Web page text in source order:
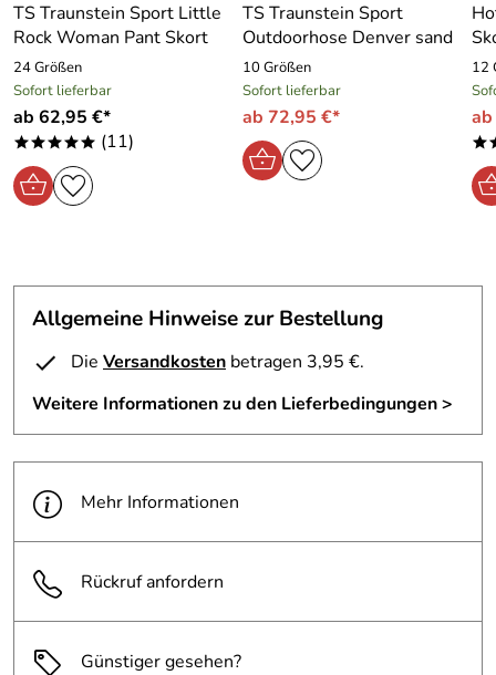
TS Traunstein Sport Little
Rock Woman Pant Skort
24 Größen
Sofort lieferbar
ab 62,95 €*
***** (11)
TS Traunstein Sport
Outdoorhose Denver sand
10 Größen
Sofort lieferbar
ab 72,95 €*
12
Allgemeine Hinweise zur Bestellung
Die Versandkosten betragen 3,95 €.
Weitere Informationen zu den Lieferbedingungen >
Mehr Informationen
Rückruf anfordern
Günstiger gesehen?